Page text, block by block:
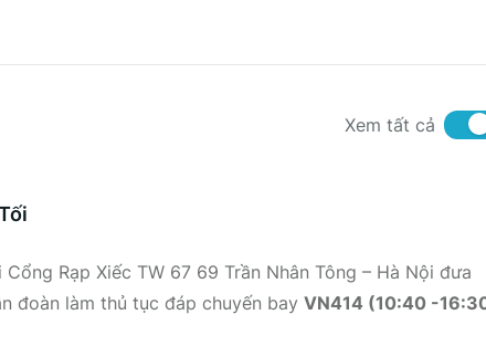
Xem tất cả
Rạp Xiếc TW 67 69 Trần Nhân Tông – Hà Nội đưa
đoàn làm thủ tục đáp chuyến bay VN414 (10:40 -